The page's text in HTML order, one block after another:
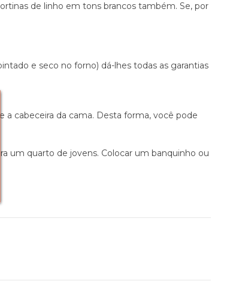
de linho em tons brancos também. Se, por
e seco no forno) dá-lhes todas as garantias
cabeceira da cama. Desta forma, você pode
um quarto de jovens. Colocar um banquinho ou